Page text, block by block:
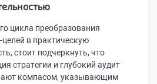
цикла преобразования
целей в практическую
стоит подчеркнуть, что
стратегии и глубокий аудит
компасом, указывающим